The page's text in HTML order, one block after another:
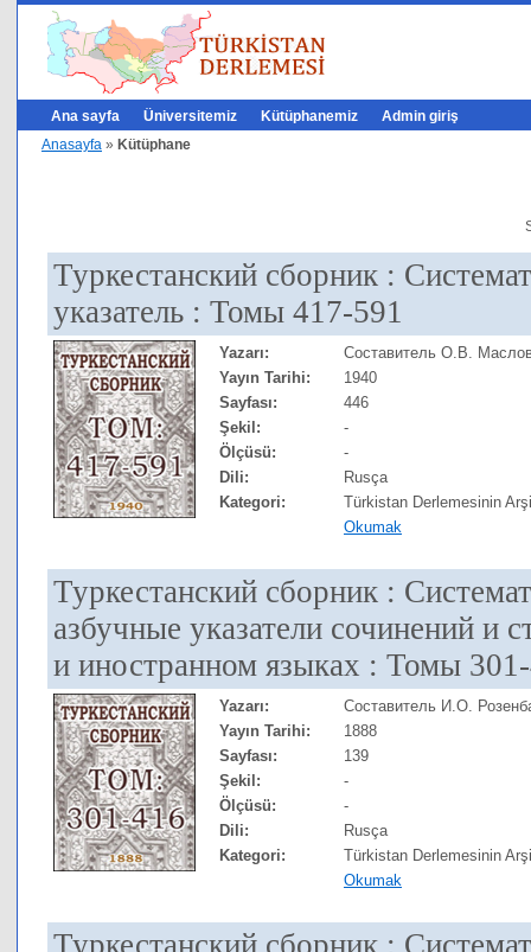
Ana sayfa Üniversitemiz Kütüphanemiz
Admin giriş
Anasayfa » Kütüphane
Туркестанский сборник :
указатель : Томы 417-591
Yazarı:
Составитель О.В.
Yayın Tarihi:
1940
Sayfası:
446
Şekil:
-
Ölçüsü:
-
Dili:
Rusça
Kategori:
Türkistan Derlemesinin
Okumak
Туркестанский сборник :
азбучные указатели сочинений и
и иностранном языках : Томы
Yazarı:
Составитель И.О.
Yayın Tarihi:
1888
Sayfası:
139
Şekil:
-
Ölçüsü:
-
Dili:
Rusça
Kategori:
Türkistan Derlemesinin
Okumak
Туркестанский сборник :